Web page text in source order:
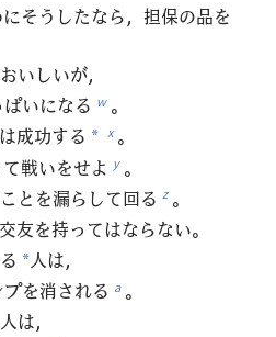
そうしたなら，担保の品を
いしいが，
いになる w 。
成功する * x 。
戦いをせよ y 。
とを漏らして回る z 。
友を持ってはならない。
*人は，
を消される a 。
は，